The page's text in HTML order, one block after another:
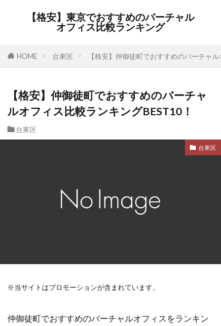
【格安】東京でおすすめのバーチャル
オフィス比較ランキング
HOME 台東区 【格安】仲御徒町でおすすめのバーチャ
【格安】仲御徒町でおすすめのバーチャ
ルオフィス比較ランキングBEST10！
台東区
台東区
※当サイトはプロモーションが含まれています。
仲御徒町でおすすめのバーチャルオフィスをランキン